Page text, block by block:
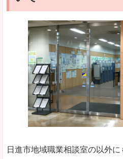
日進市地域職業相談室の以外